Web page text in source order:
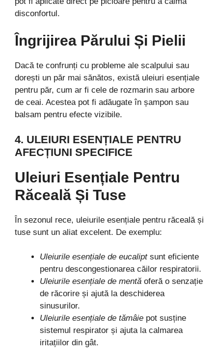
disconfortul.
Îngrijirea Părului Și Pielii
Dacă te confrunți cu probleme ale scalpului sau
dorești un păr mai sănătos, există uleiuri esențiale
pentru păr, cum ar fi cele de rozmarin sau arbore
de ceai. Acestea pot fi adăugate în șampon sau
balsam pentru efecte vizibile.
4. ULEIURI ESENȚIALE PENTRU
AFECȚIUNI SPECIFICE
Uleiuri Esențiale Pentru
Răceală Și Tuse
În sezonul rece, uleiurile esențiale pentru răceală și
tuse sunt un aliat excelent. De exemplu:
Uleiurile esențiale de eucaliptsunt eficiente
pentru descongestionarea căilor respiratorii.
Uleiurile esențiale de mentă oferă o senzație
de răcorire și ajută la deschiderea
sinusurilor.
Uleiurile esențiale de tămâie pot susține
sistemul respirator și ajuta la calmarea
iritațiilor din gât.